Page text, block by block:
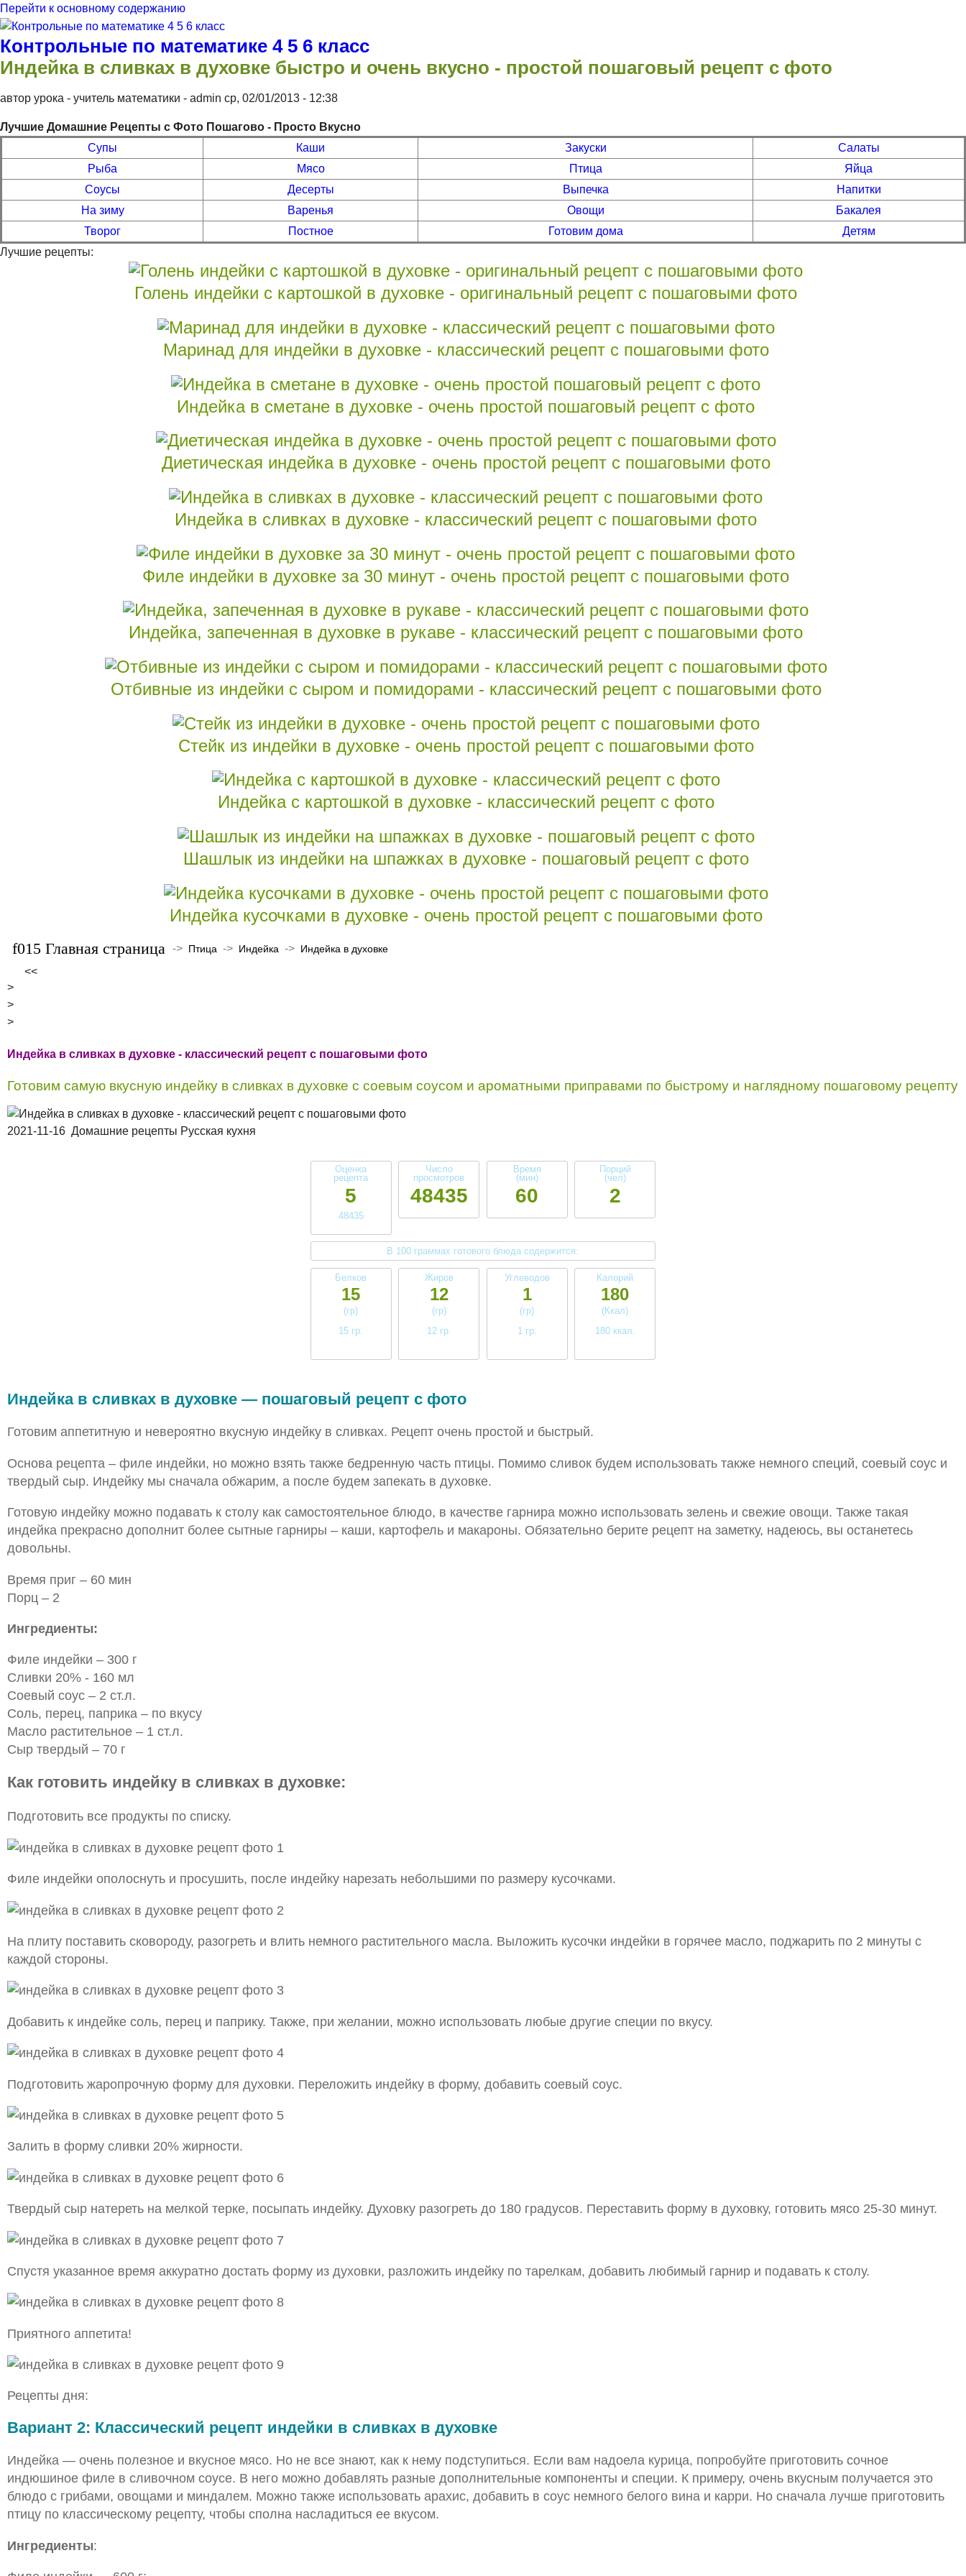
Перейти к основному содержанию
Контрольные по математике 4 5 6 класс
Индейка в сливках в духовке быстро и очень вкусно - простой пошаговый рецепт с фото
автор урока - учитель математики - admin ср, 02/01/2013 - 12:38
Лучшие Домашние Рецепты с Фото Пошагово - Просто Вкусно
Супы
Каши Закуски
Салаты
Рыба
Мясо Птица
Яйца
Соусы
Десерты Выпечка
Напитки
На зиму
Варенья Овощи
Бакалея
Творог
Постное Готовим дома
Детям
Лучшие рецепты:
Голень индейки с картошкой в духовке - оригинальный рецепт с пошаговыми фото
Маринад для индейки в духовке - классический рецепт с пошаговыми фото
Индейка в сметане в духовке - очень простой пошаговый рецепт с фото
Диетическая индейка в духовке - очень простой рецепт с пошаговыми фото
Индейка в сливках в духовке - классический рецепт с пошаговыми фото
Филе индейки в духовке за 30 минут - очень простой рецепт с пошаговыми фото
Индейка, запеченная в духовке в рукаве - классический рецепт с пошаговыми фото
Отбивные из индейки с сыром и помидорами - классический рецепт с пошаговыми фото
Стейк из индейки в духовке - очень простой рецепт с пошаговыми фото
Индейка с картошкой в духовке - классический рецепт с фото
Шашлык из индейки на шпажках в духовке - пошаговый рецепт с фото
Индейка кусочками в духовке - очень простой рецепт с пошаговыми фото
Главная страница -> Птица -> Индейка -> Индейка в духовке
<<
>
>
>
Индейка в сливках в духовке - классический рецепт с пошаговыми фото
Готовим самую вкусную индейку в сливках в духовке с соевым соусом и ароматными приправами по быстрому и наглядному пошаговому рецепту
2021-11-16 Домашние рецепты Русская кухня
Оценка
рецепта
5
48435
Число
просмотров
48435
Время
(мин)
60
Порций
(чел)
2
В 100 граммах готового блюда содержится:
Белков
15
(гр)
15 гр.
Жиров
12
(гр)
12 гр.
Углеводов
1
(гр)
1 гр.
Калорий
180
(Ккал)
180 ккал.
Индейка в сливках в духовке — пошаговый рецепт с фото
Готовим аппетитную и невероятно вкусную индейку в сливках. Рецепт очень простой и быстрый.
Основа рецепта – филе индейки, но можно взять также бедренную часть птицы. Помимо сливок будем использовать также немного специй, соевый соус и
твердый сыр. Индейку мы сначала обжарим, а после будем запекать в духовке.
Готовую индейку можно подавать к столу как самостоятельное блюдо, в качестве гарнира можно использовать зелень и свежие овощи. Также такая
индейка прекрасно дополнит более сытные гарниры – каши, картофель и макароны. Обязательно берите рецепт на заметку, надеюсь, вы останетесь
довольны.
Время приг – 60 мин
Порц – 2
Ингредиенты:
Филе индейки – 300 г
Сливки 20% - 160 мл
Соевый соус – 2 ст.л.
Соль, перец, паприка – по вкусу
Масло растительное – 1 ст.л.
Сыр твердый – 70 г
Как готовить индейку в сливках в духовке:
Подготовить все продукты по списку.
Филе индейки ополоснуть и просушить, после индейку нарезать небольшими по размеру кусочками.
На плиту поставить сковороду, разогреть и влить немного растительного масла. Выложить кусочки индейки в горячее масло, поджарить по 2 минуты с
каждой стороны.
Добавить к индейке соль, перец и паприку. Также, при желании, можно использовать любые другие специи по вкусу.
Подготовить жаропрочную форму для духовки. Переложить индейку в форму, добавить соевый соус.
Залить в форму сливки 20% жирности.
Твердый сыр натереть на мелкой терке, посыпать индейку. Духовку разогреть до 180 градусов. Переставить форму в духовку, готовить мясо 25-30 минут.
Спустя указанное время аккуратно достать форму из духовки, разложить индейку по тарелкам, добавить любимый гарнир и подавать к столу.
Приятного аппетита!
Рецепты дня:
Вариант 2: Классический рецепт индейки в сливках в духовке
Индейка — очень полезное и вкусное мясо. Но не все знают, как к нему подступиться. Если вам надоела курица, попробуйте приготовить сочное
индюшиное филе в сливочном соусе. В него можно добавлять разные дополнительные компоненты и специи. К примеру, очень вкусным получается это
блюдо с грибами, овощами и миндалем. Можно также использовать арахис, добавить в соус немного белого вина и карри. Но сначала лучше приготовить
птицу по классическому рецепту, чтобы сполна насладиться ее вкусом.
Ингредиенты: